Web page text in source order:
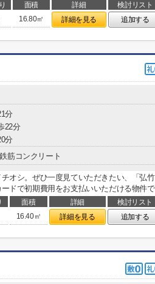
面積 詳細
検討リスト
16.80㎡ 詳細を見る 追加する
分
22分
分
鉄筋コンクリート
オシ。ぜひ一度見ていただきたい、「弘
ドで初期費用をお支払いいただける物件
面積 詳細
検討リスト
16.40㎡ 詳細を見る 追加する